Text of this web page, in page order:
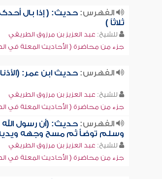
الفهرس:حديث: ( إذا بال
ثلاثاً )
للشيخ: عبد العزيز بن مرزوق الطريفي
جزء من محاضرة ( الأحاديث المعلة في
الفهرس:حديث ابن عمر:
للشيخ: عبد العزيز بن مرزوق الطريفي
جزء من محاضرة ( الأحاديث المعلة في
الفهرس:حديث: (أن رسول الله
وسلم توضأ ثم مسح وجهه
للشيخ: عبد العزيز بن مرزوق الطريفي
جزء من محاضرة ( الأحاديث المعلة في